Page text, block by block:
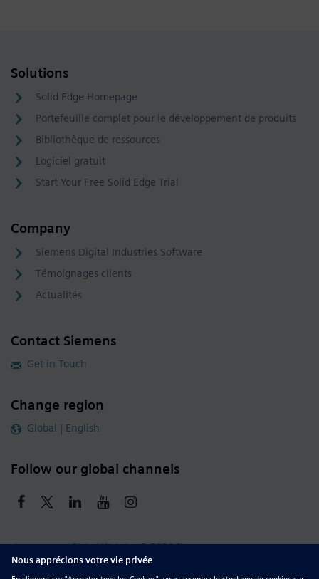
Solutions
Solid Edge Homepage
Portefeuille complet pour le développement de produits
Bibliothèque de ressources
Logiciel gratuit
Start Your Free Solid Edge Trial
Company
Siemens Digital Industries Software
Témoignages clients
Actualités
Contact Siemens
Get in Touch
Change region
Global | English
Follow our global channels
siemens.com Global Website © 2026 Siemens